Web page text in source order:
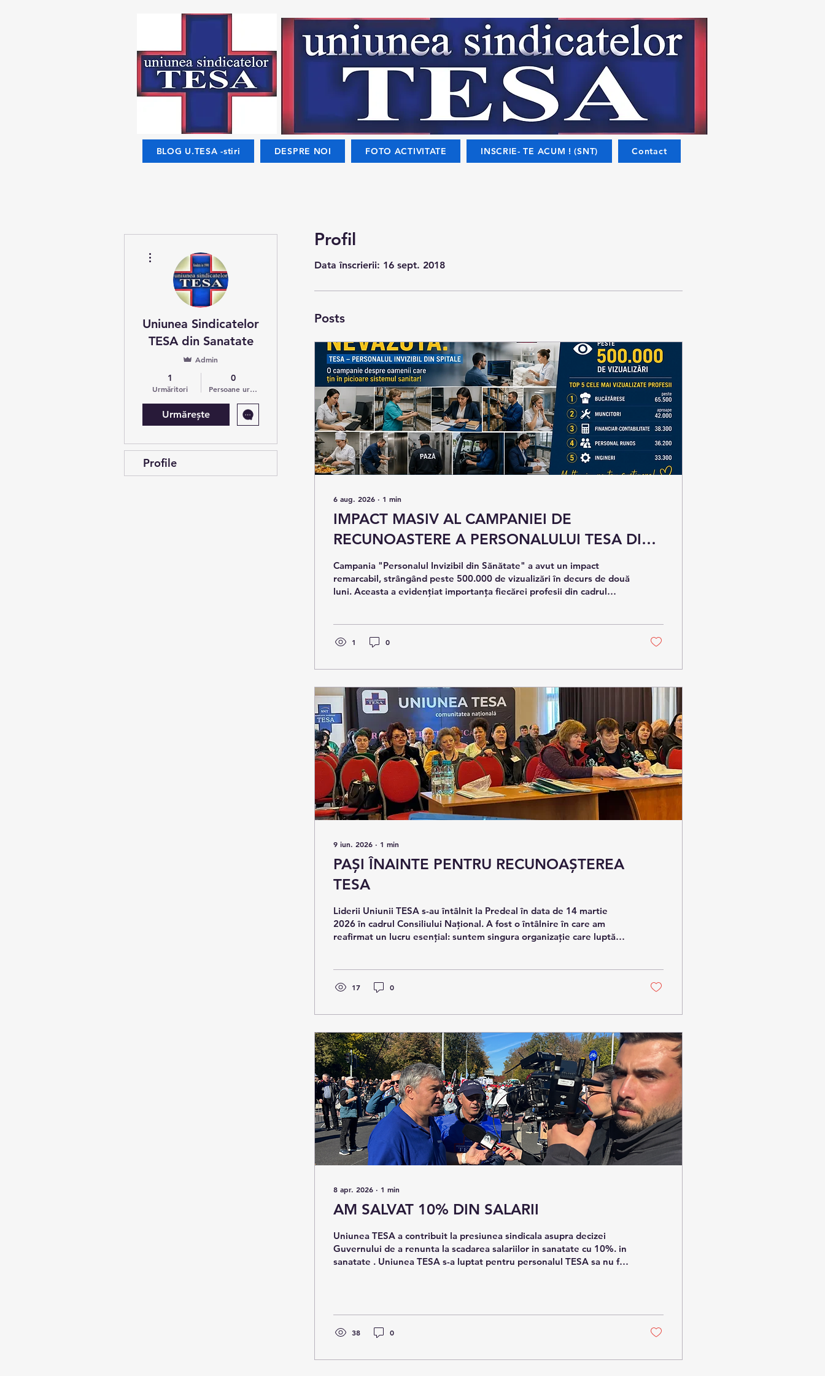
BLOG U.TESA -stiri DESPRE NOI FOTO ACTIVITATE INSCRIE- TE ACUM ! (SNT) Contact
Profil
Data înscrierii: 16 sept. 2018
Posts
6 aug. 2026 ∙ 1 min
IMPACT MASIV AL CAMPANIEI DE
RECUNOASTERE A PERSONALULUI TESA DIN
SANATATE
Campania "Personalul Invizibil din Sănătate" a avut un impact
remarcabil, strângând peste 500.000 de vizualizări în decurs de două
luni. Aceasta a evidențiat importanța fiecărei profesii din cadrul
profesioniști dedicați din fiecare ramura a personalului nemedical
1 0
9 iun. 2026 ∙ 1 min
PAȘI ÎNAINTE PENTRU RECUNOAȘTEREA
TESA
Liderii Uniunii TESA s-au întâlnit la Predeal în data de 14 martie
2026 în cadrul Consiliului Național. A fost o întâlnire în care am
reafirmat un lucru esențial: suntem singura organizație care luptă
63/2025 privind reorganizarea spitalelor în consorții.
17 0
8 apr. 2026 ∙ 1 min
AM SALVAT 10% DIN SALARII
Uniunea TESA a contribuit la presiunea sindicala asupra decizei
Guvernului de a renunta la scadarea salariilor in sanatate cu 10%. in
sanatate . Uniunea TESA s-a luptat pentru personalul TESA sa nu fie
38 0
Uniunea Sindicatelor
TESA din Sanatate
Admin
1
Urmăritori
0
Persoane urmărite
Urmărește
Profile